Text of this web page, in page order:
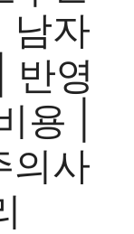
남자
반영
용 |
의사